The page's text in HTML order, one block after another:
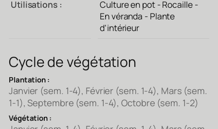
Utilisations :
Culture en pot - Rocaille -
En véranda - Plante
d'intérieur
Cycle de végétation
Plantation :
Janvier (sem. 1-4), Février (sem. 1-4), Mars (sem.
1-1), Septembre (sem. 1-4), Octobre (sem. 1-2)
Végétation :